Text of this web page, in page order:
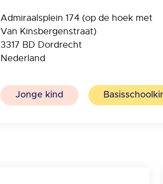
Admiraalsplein 174 (op de hoek met
Van Kinsbergenstraat)
3317 BD Dordrecht
Nederland
Jonge kind